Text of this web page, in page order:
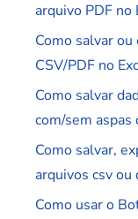
arquivo PDF no
Como salvar
CSV/PDF no
Como salvar
com/sem aspas
Como salvar,
arquivos csv ou
Como usar o